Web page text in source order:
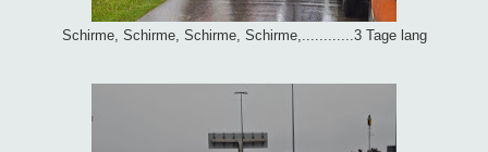
Schirme, Schirme, Schirme, Schirme,............3 Tage lang